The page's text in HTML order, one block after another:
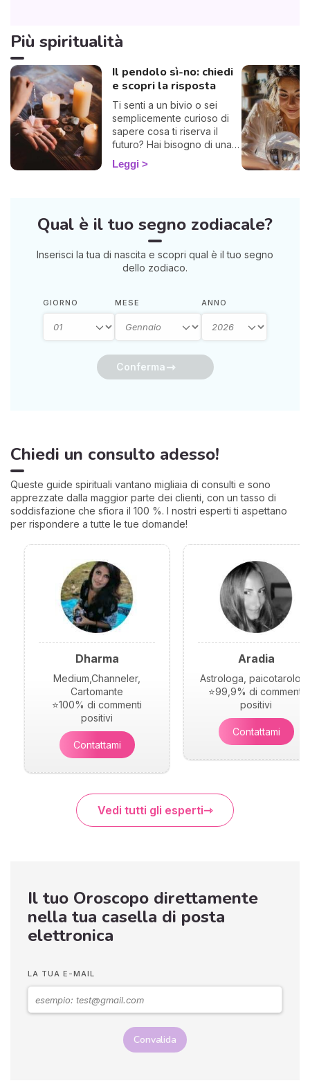
Più spiritualità
Il pendolo sì-no: chiedi
e scopri la risposta
Ti senti a un bivio o sei
semplicemente curioso di
sapere cosa ti riserva il
futuro? Hai bisogno di una
risposta chiara? Allora sei
nel posto giusto! Ti invito a
risposte affermative o
negative. Che tu sia alle
prime armi o già un devoto,
potrebbe illuminarti in modo
Leggi
Qual è il tuo segno zodiacale?
Inserisci la tua di nascita e scopri qual è il tuo segno
dello zodiaco.
GIORNO MESE ANNO
Conferma
Chiedi un consulto adesso!
Queste guide spirituali vantano migliaia di consulti e sono
apprezzate dalla maggior parte dei clienti, con un tasso di
soddisfazione che sfiora il 100 %. I nostri esperti ti aspettano
per rispondere a tutte le tue domande!
Dharma
Medium,Channeler,
Cartomante
⭐100% di commenti
positivi
Contattami
Aradia
Astrologa,
⭐99,9% di commenti
positivi
Contattami
Vedi tutti gli esperti
Il tuo Oroscopo direttamente
nella tua casella di posta
elettronica
LA TUA E-MAIL
Convalida